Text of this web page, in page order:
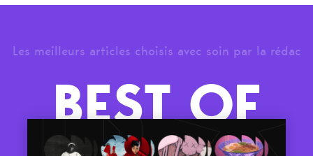
Les meilleurs articles choisis avec soin par la rédac
BEST OF